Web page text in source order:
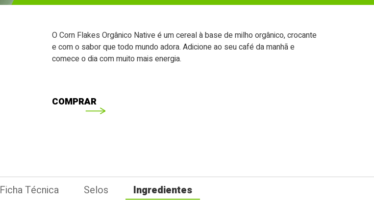
O Corn Flakes Orgânico Native é um cereal à base de milho orgânico, crocante
e com o sabor que todo mundo adora. Adicione ao seu café da manhã e
comece o dia com muito mais energia.
COMPRAR
Ficha Técnica Selos Ingredientes